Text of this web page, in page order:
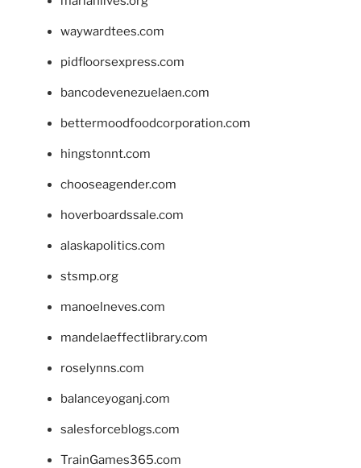
waywardtees.com
pidfloorsexpress.com
bancodevenezuelaen.com
bettermoodfoodcorporation.com
hingstonnt.com
chooseagender.com
hoverboardssale.com
alaskapolitics.com
stsmp.org
manoelneves.com
mandelaeffectlibrary.com
roselynns.com
balanceyoganj.com
salesforceblogs.com
TrainGames365.com